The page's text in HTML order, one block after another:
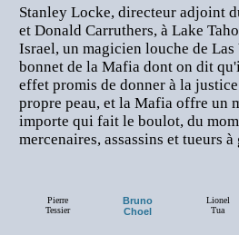
Stanley Locke, directeur adjoint
et Donald Carruthers, à Lake
Israel, un magicien louche de Las
bonnet de la Mafia dont on dit
effet promis de donner à la
propre peau, et la Mafia offre un
importe qui fait le boulot, du
mercenaires, assassins et tueurs
Pierre
Tessier
Bruno
Choel
Lionel
Tua